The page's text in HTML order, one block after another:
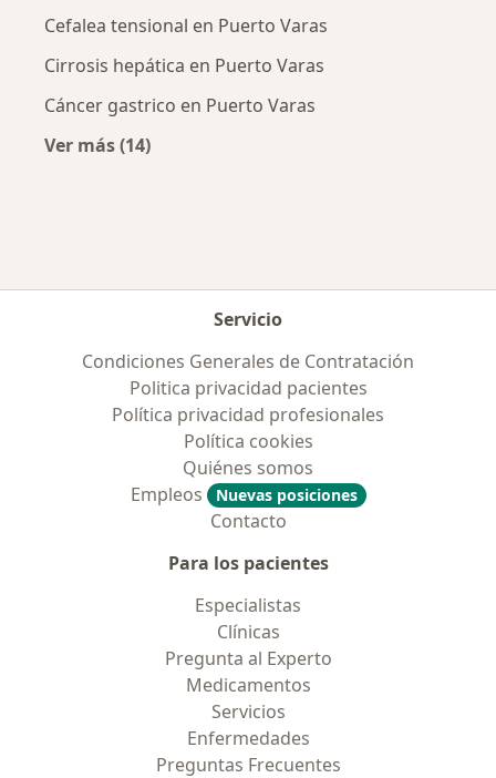
Cefalea tensional en Puerto Varas
Cirrosis hepática en Puerto Varas
Cáncer gastrico en Puerto Varas
Ver más (14)
Servicio
Condiciones Generales de Contratación
Politica privacidad pacientes
Política privacidad profesionales
Política cookies
Quiénes somos
Empleos
Nuevas posiciones
Contacto
Para los pacientes
Especialistas
Clínicas
Pregunta al Experto
Medicamentos
Servicios
Enfermedades
Preguntas Frecuentes